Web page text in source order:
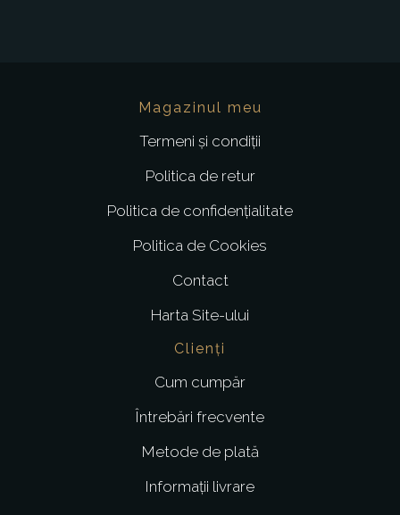
Magazinul meu
Termeni și condiții
Politica de retur
Politica de confidențialitate
Politica de Cookies
Contact
Harta Site-ului
Clienți
Cum cumpăr
Întrebări frecvente
Metode de plată
Informații livrare